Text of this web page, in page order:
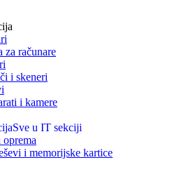
za računare
i skeneri
i kamere
Sve u IT sekciji
i memorijske kartice